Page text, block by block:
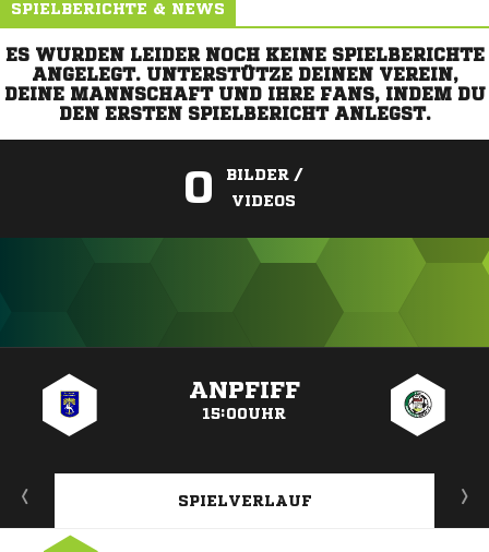
SPIELBERICHTE & NEWS
ES WURDEN LEIDER NOCH KEINE SPIELBERICHTE
ANGELEGT. UNTERSTÜTZE DEINEN VEREIN,
DEINE MANNSCHAFT UND IHRE FANS, INDEM DU
DEN ERSTEN SPIELBERICHT ANLEGST.
0
BILDER /
VIDEOS
ANPFIFF
15:00UHR
SPIELVERLAUF